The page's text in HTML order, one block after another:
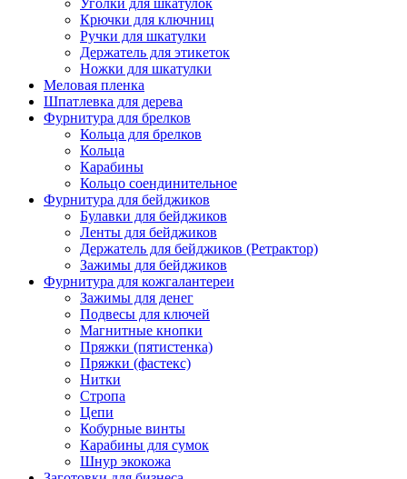
Уголки для шкатулок
Крючки для ключниц
Ручки для шкатулки
Держатель для этикеток
Ножки для шкатулки
Меловая пленка
Шпатлевка для дерева
Фурнитура для брелков
Кольца для брелков
Кольца
Карабины
Кольцо соендинительное
Фурнитура для бейджиков
Булавки для бейджиков
Ленты для бейджиков
Держатель для бейджиков (Ретрактор)
Зажимы для бейджиков
Фурнитура для кожгалантереи
Зажимы для денег
Подвесы для ключей
Магнитные кнопки
Пряжки (пятистенка)
Пряжки (фастекс)
Нитки
Стропа
Цепи
Кобурные винты
Карабины для сумок
Шнур экокожа